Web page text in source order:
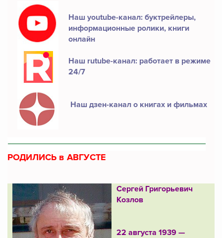
Наш youtube-канал: буктрейлеры,
информационные ролики, книги
онлайн
Наш rutube-канал: работает в режиме
24/7
Наш дзен-канал о книгах и фильмах
РОДИЛИСЬ в АВГУСТЕ
Сергей Григорьевич
Козлов
22 августа 1939 —